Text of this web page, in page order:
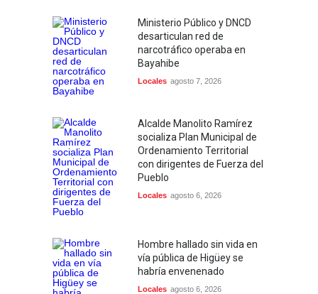
Ministerio Público y DNCD
desarticulan red de
narcotráfico operaba en
Bayahibe
Locales agosto 7, 2026
Alcalde Manolito Ramírez
socializa Plan Municipal de
Ordenamiento Territorial
con dirigentes de Fuerza del
Pueblo
Locales agosto 6, 2026
Hombre hallado sin vida en
vía pública de Higüey se
habría envenenado
Locales agosto 6, 2026